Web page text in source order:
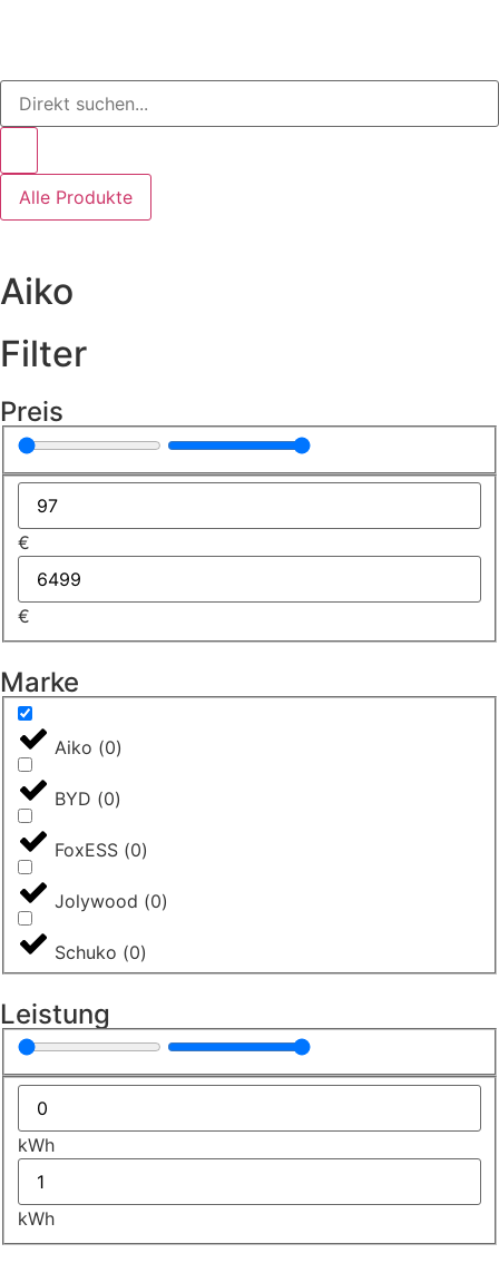
Alle Produkte
Aiko
Filter
Preis
€
€
Marke
Aiko (0)
BYD (0)
FoxESS (0)
Jolywood (0)
Schuko (0)
Leistung
kWh
kWh